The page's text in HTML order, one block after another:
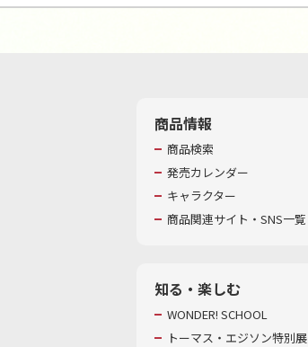
商品情報
商品検索
発売カレンダー
キャラクター
商品関連サイト・SNS一覧
知る・楽しむ
WONDER! SCHOOL
トーマス・エジソン特別展